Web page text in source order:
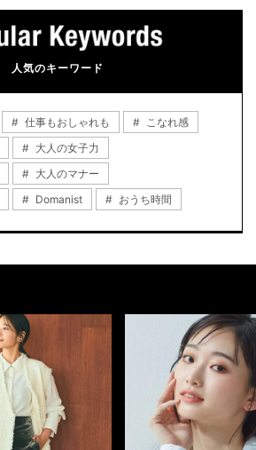
人気のキーワード
仕事もおしゃれも
こなれ感
大人の女子力
大人のマナー
Domanist おうち時間